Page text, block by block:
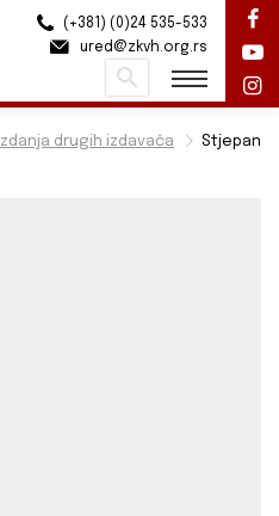
Izdanja drugih izdavača
Stjepan
(+381) (0)24 535-533
ured@zkvh.org.rs
Pretraži